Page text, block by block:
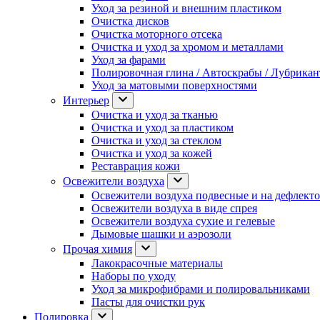
Уход за резиной и внешним пластиком
Очистка дисков
Очистка моторного отсека
Очистка и уход за хромом и металлами
Уход за фарами
Полировочная глина / Автоскрабы /
Уход за матовыми поверхностями
Интерьер
Очистка и уход за тканью
Очистка и уход за пластиком
Очистка и уход за стеклом
Очистка и уход за кожей
Реставрация кожи
Освежители воздуха
Освежители воздуха подвесные и на
Освежители воздуха в виде спрея
Освежители воздуха сухие и гелевые
Дымовые шашки и аэрозоли
Прочая химия
Лакокрасочные материалы
Наборы по уходу
Уход за микрофибрами и полировальниками
Пасты для очистки рук
Полировка